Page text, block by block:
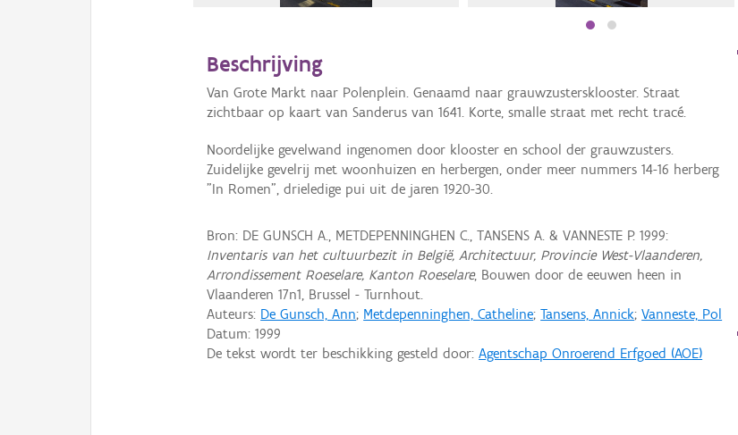
Beschrijving
Van Grote Markt naar Polenplein. Genaamd naar grauwzustersklooster. Straat
zichtbaar op kaart van Sanderus van 1641. Korte, smalle straat met recht tracé.
Noordelijke gevelwand ingenomen door klooster en school der grauwzusters.
Zuidelijke gevelrij met woonhuizen en herbergen, onder meer nummers 14-16 herberg
"In Romen", drieledige pui uit de jaren 1920-30.
Bron: DE GUNSCH A., METDEPENNINGHEN C., TANSENS A. & VANNESTE P. 1999:
Inventaris van het cultuurbezit in België, Architectuur, Provincie West-Vlaanderen,
Arrondissement Roeselare, Kanton Roeselare, Bouwen door de eeuwen heen in
Vlaanderen 17n1, Brussel - Turnhout.
Auteurs: De Gunsch, Ann; Metdepenninghen, Catheline;Tansens, Annick;Vanneste, Pol
Datum:1999
De tekst wordt ter beschikking gesteld door:Agentschap Onroerend Erfgoed (AOE)